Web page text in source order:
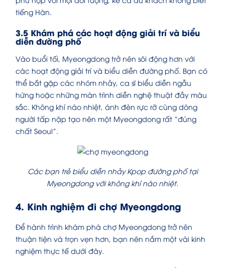
tiếng Hàn.
3.5 Khám phá các hoạt động giải trí và biểu
diễn đường phố
Vào buổi tối, Myeongdong trở nên sôi động hơn với
các hoạt động giải trí và biểu diễn đường phố. Bạn có
thể bắt gặp các nhóm nhảy, ca sĩ biểu diễn ngẫu
hứng hoặc những màn trình diễn nghệ thuật đầy màu
sắc. Không khí náo nhiệt, ánh đèn rực rỡ cùng dòng
người tấp nập tạo nên một Myeongdong rất “đúng
chất Seoul”.
Các bạn trẻ biểu diễn nhảy Kpop đường phố tại
Myeongdong với không khí náo nhiệt.
4. Kinh nghiệm đi chợ Myeongdong
Để hành trình khám phá chợ Myeongdong trở nên
thuận tiện và trọn vẹn hơn, bạn nên nắm một vài kinh
nghiệm thực tế dưới đây.